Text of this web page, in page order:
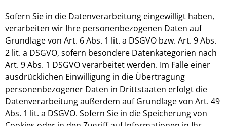
Sofern Sie in die Datenverarbeitung eingewilligt haben,
verarbeiten wir Ihre personenbezogenen Daten auf
Grundlage von Art. 6 Abs. 1 lit. a DSGVO bzw. Art. 9 Abs.
2 lit. a DSGVO, sofern besondere Datenkategorien nach
Art. 9 Abs. 1 DSGVO verarbeitet werden. Im Falle einer
ausdrücklichen Einwilligung in die Übertragung
personenbezogener Daten in Drittstaaten erfolgt die
Datenverarbeitung außerdem auf Grundlage von Art. 49
Abs. 1 lit. a DSGVO. Sofern Sie in die Speicherung von